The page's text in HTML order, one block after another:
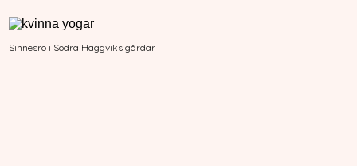
Sinnesro i Södra Häggviks gårdar